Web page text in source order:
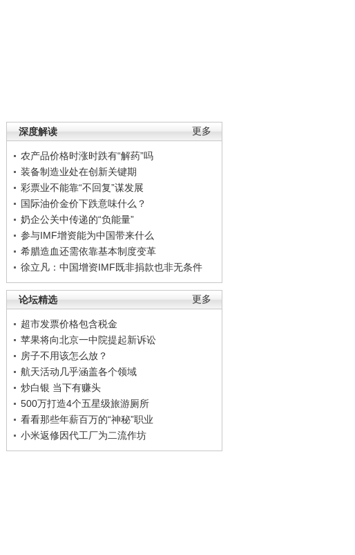
更多
深度解读
农产品价格时涨时跌有“解药”吗
装备制造业处在创新关键期
彩票业不能靠“不回复”谋发展
国际油价金价下跌意味什么？
奶企公关中传递的“负能量”
参与IMF增资能为中国带来什么
希腊造血还需依靠基本制度变革
徐立凡：中国增资IMF既非捐款也非无条件
更多
论坛精选
超市发票价格包含税金
苹果将向北京一中院提起新诉讼
房子不用该怎么放？
航天活动几乎涵盖各个领域
炒白银 当下有赚头
500万打造4个五星级旅游厕所
看看那些年薪百万的“神秘”职业
小米返修因代工厂为二流作坊